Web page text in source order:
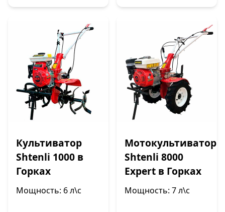
Культиватор
Shtenli 1000 в
Горках
Мощность: 6 л\с
Мотокультиватор
Shtenli 8000
Expert в Горках
Мощность: 7 л\с